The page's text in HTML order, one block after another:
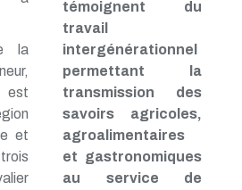
la
est
et
témoignent du
travail
intergénérationnel
permettant la
transmission des
savoirs agricoles,
agroalimentaires
et gastronomiques
au service de